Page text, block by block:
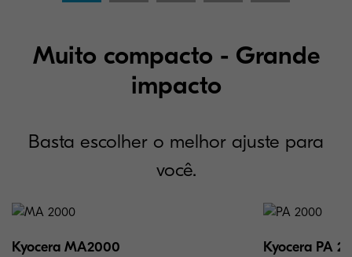
Muito compacto - Grande
impacto
Basta escolher o melhor ajuste para
você.
Kyocera MA2000 Kyocera PA